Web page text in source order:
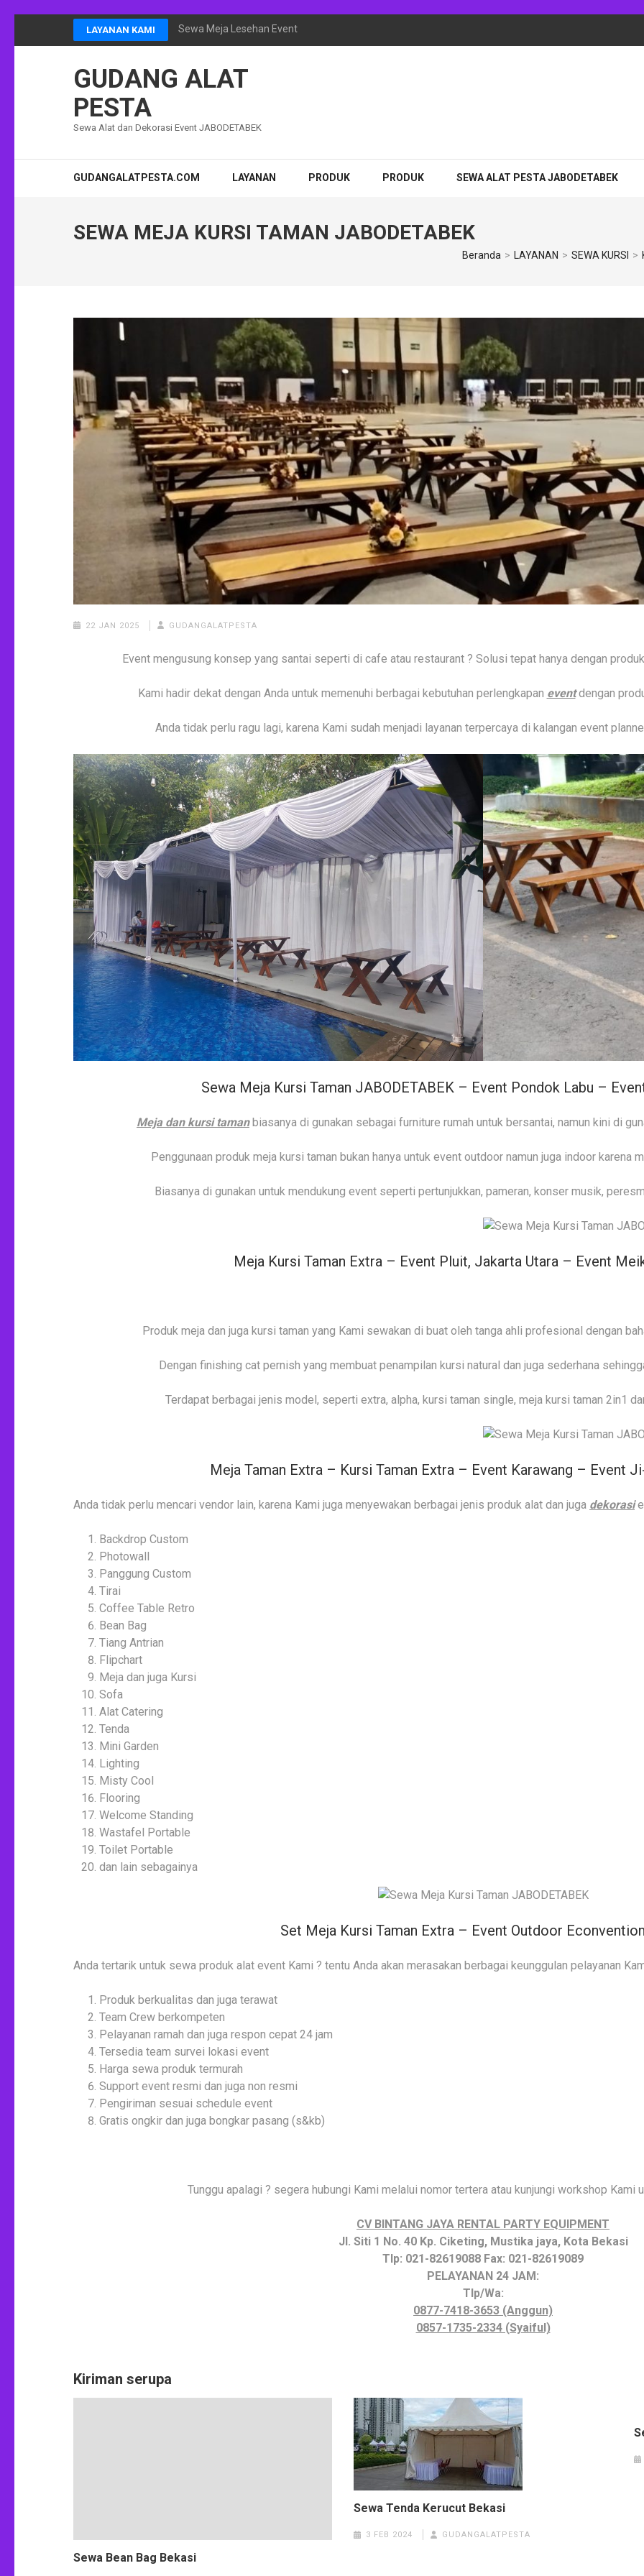
LAYANAN KAMI Sewa Meja Lesehan Event Ramadhan Jakarta
GUDANG ALAT
PESTA
Sewa Alat dan Dekorasi Event JABODETABEK
GUDANGALATPESTA.COM LAYANAN PRODUK PRODUK SEWA ALAT PESTA JABODETABEK
SEWA MEJA KURSI TAMAN JABODETABEK
Beranda > LAYANAN > SEWA KURSI >
22 JAN 2025 GUDANGALATPESTA
Event mengusung konsep yang santai seperti di cafe atau restaurant ? Solusi tepat hanya dengan
Kami hadir dekat dengan Anda untuk memenuhi berbagai kebutuhan perlengkapan eventdengan
Anda tidak perlu ragu lagi, karena Kami sudah menjadi layanan terpercaya di kalangan event
Sewa Meja Kursi Taman JABODETABEK – Event Pondok Labu –
Meja dan kursi tamanbiasanya di gunakan sebagai furniture rumah untuk bersantai, namun kini di
Penggunaan produk meja kursi taman bukan hanya untuk event outdoor namun juga indoor
Biasanya di gunakan untuk mendukung event seperti pertunjukkan, pameran, konser musik,
Meja Kursi Taman Extra – Event Pluit, Jakarta Utara – Event
Produk meja dan juga kursi taman yang Kami sewakan di buat oleh tanga ahli profesional dengan
Dengan finishing cat pernish yang membuat penampilan kursi natural dan juga sederhana
Terdapat berbagai jenis model, seperti extra, alpha, kursi taman single, meja kursi taman 2in1
Meja Taman Extra – Kursi Taman Extra – Event Karawang – Event
Anda tidak perlu mencari vendor lain, karena Kami juga menyewakan berbagai jenis produk alat dan juga dekorasi
Backdrop Custom
Photowall
Panggung Custom
Tirai
Coffee Table Retro
Bean Bag
Tiang Antrian
Flipchart
Meja dan juga Kursi
Sofa
Alat Catering
Tenda
Mini Garden
Lighting
Misty Cool
Flooring
Welcome Standing
Wastafel Portable
Toilet Portable
dan lain sebagainya
Set Meja Kursi Taman Extra – Event Outdoor
Anda tertarik untuk sewa produk alat event Kami ? tentu Anda akan merasakan berbagai keunggulan pelayanan
Produk berkualitas dan juga terawat
Team Crew berkompeten
Pelayanan ramah dan juga respon cepat 24 jam
Tersedia team survei lokasi event
Harga sewa produk termurah
Support event resmi dan juga non resmi
Pengiriman sesuai schedule event
Gratis ongkir dan juga bongkar pasang (s&kb)
Tunggu apalagi ? segera hubungi Kami melalui nomor tertera atau kunjungi workshop Kami
CV BINTANG JAYA RENTAL PARTY EQUIPMENT
Jl. Siti 1 No. 40 Kp. Ciketing, Mustika jaya, Kota Bekasi
Tlp: 021-82619088 Fax: 021-82619089
PELAYANAN 24 JAM:
Tlp/Wa:
0877-7418-3653 (Anggun)
0857-1735-2334 (Syaiful)
Kiriman serupa
Sewa Bean Bag Bekasi
Sewa Tenda Kerucut Bekasi
3 FEB 2024 GUDANGALATPESTA